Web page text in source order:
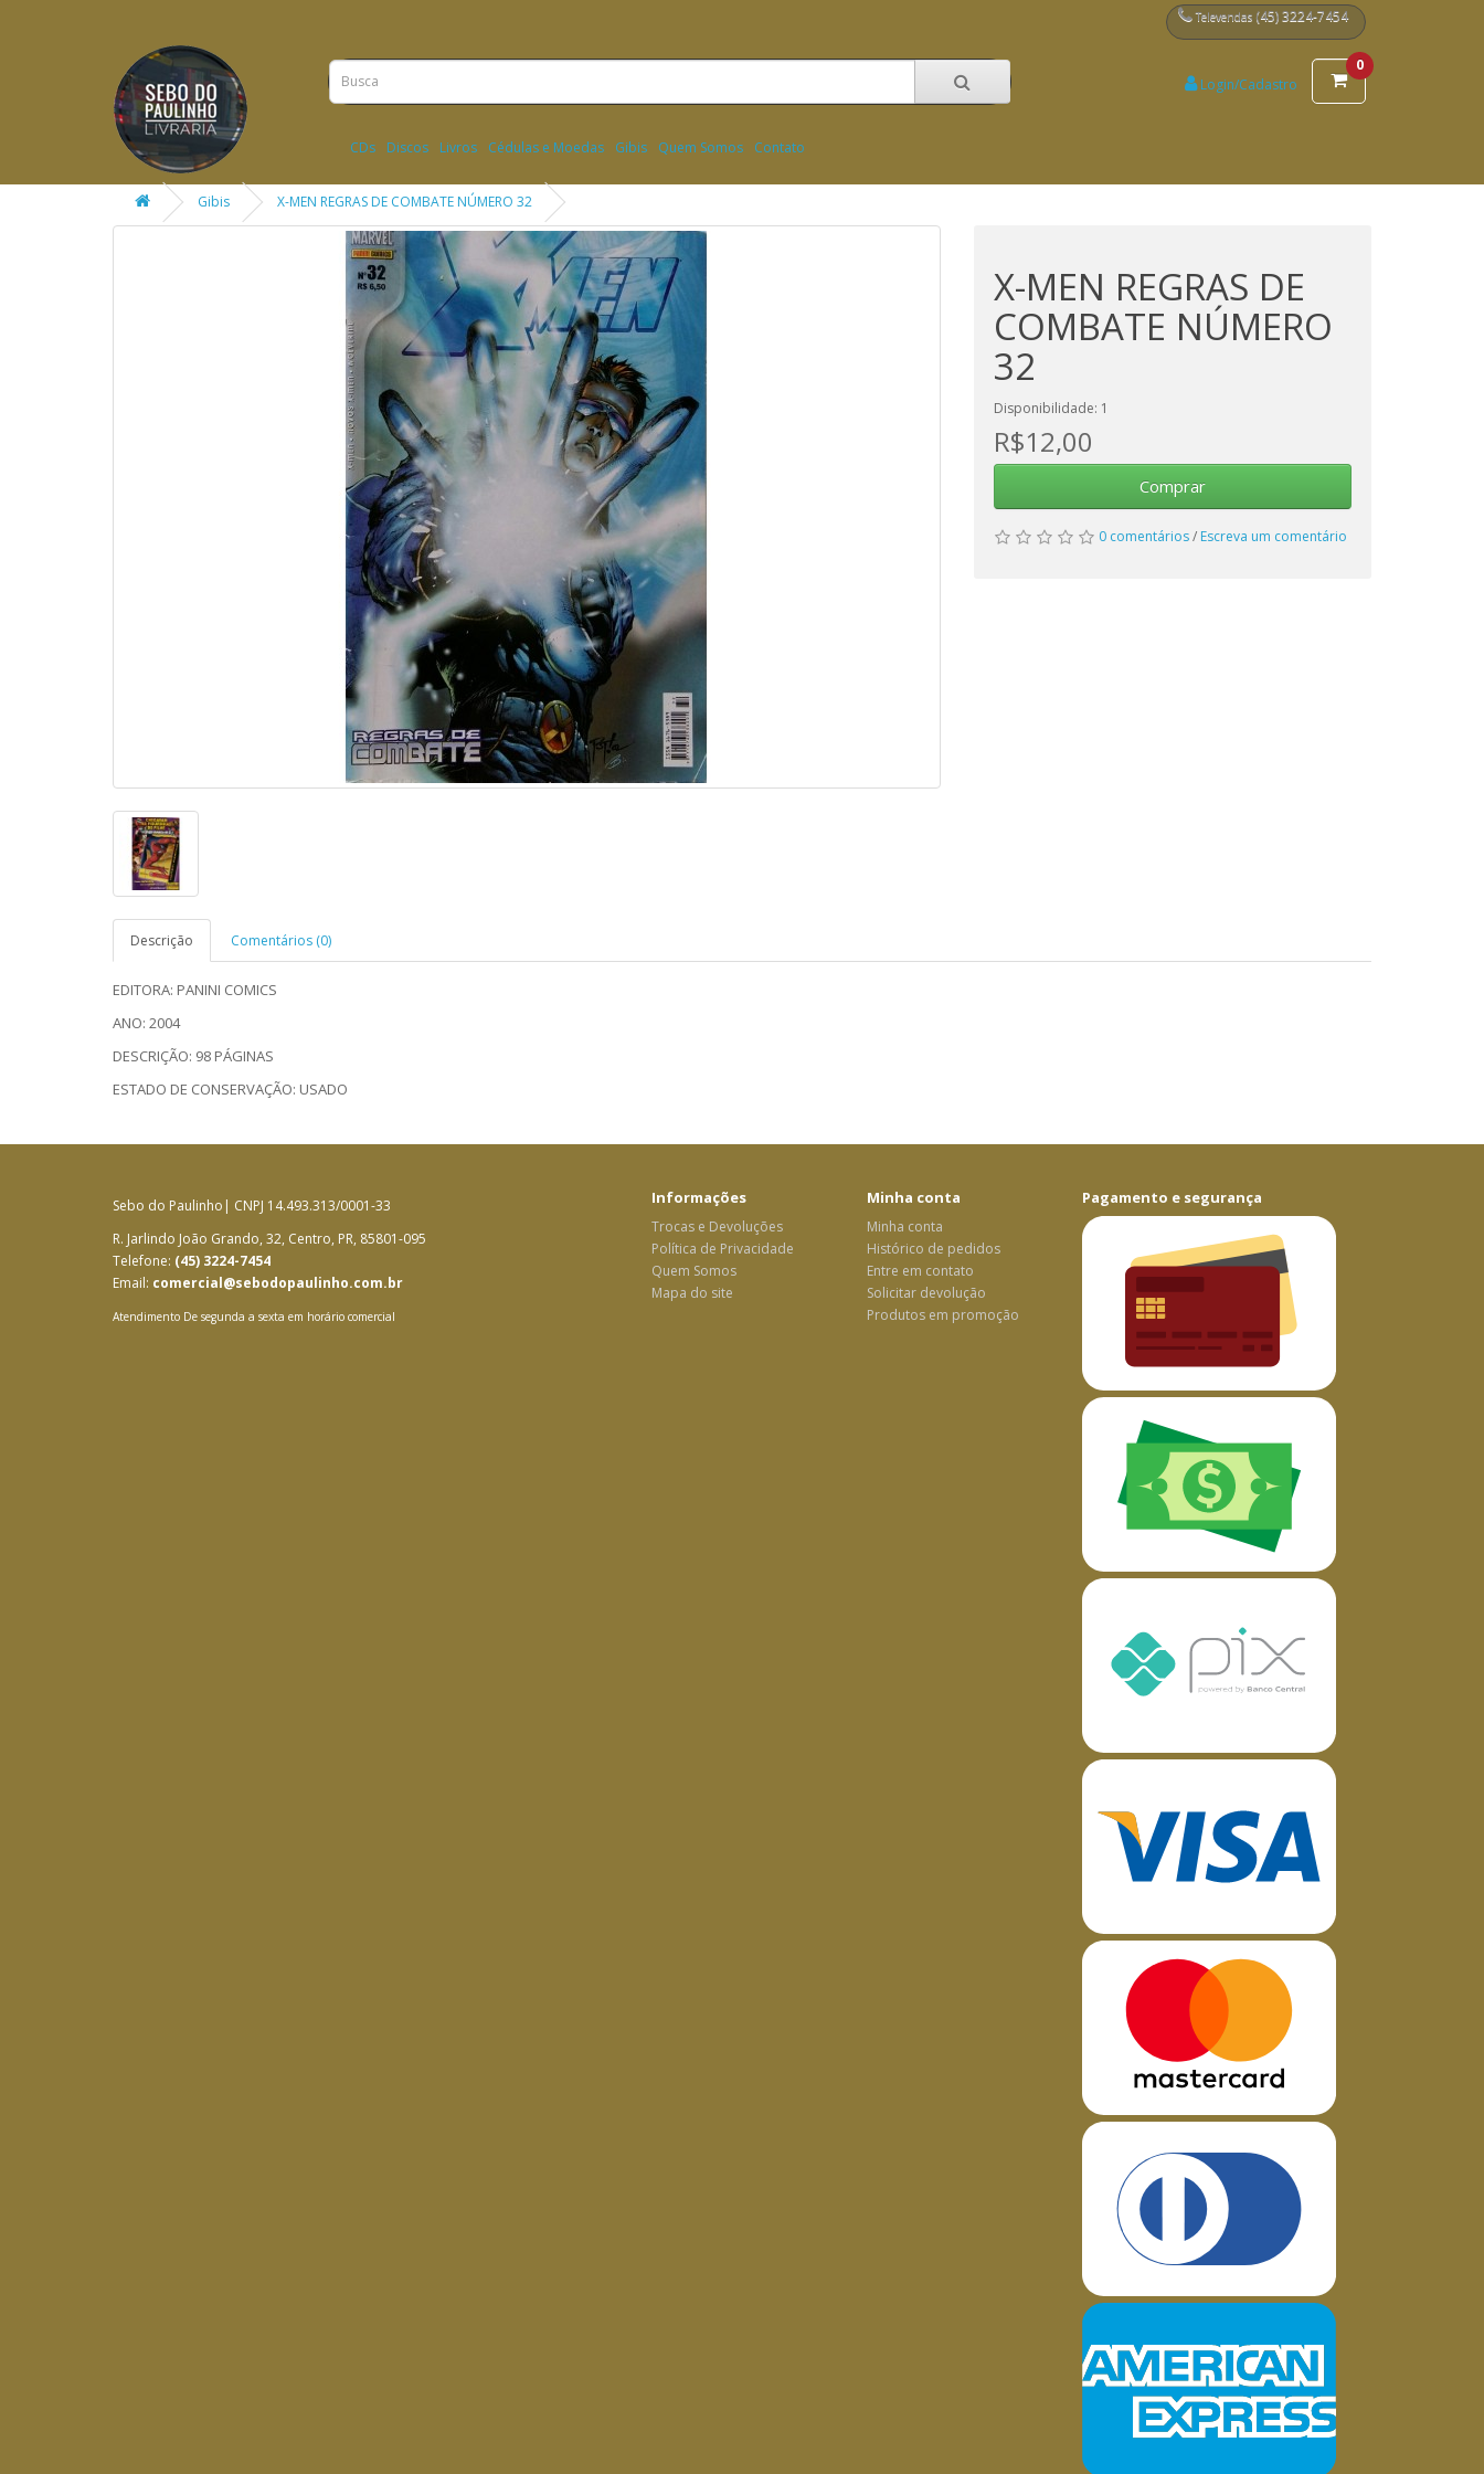
Televendas (45) 3224-7454
Login/Cadastro
0
CDs Discos Livros Cédulas e Moedas Gibis Quem Somos Contato
Gibis X-MEN REGRAS DE COMBATE NÚMERO 32
X-MEN REGRAS DE
COMBATE NÚMERO
32
Disponibilidade: 1
R$12,00
Comprar
0 comentários/ Escreva um comentário
Descrição Comentários (0)
EDITORA: PANINI COMICS
ANO: 2004
DESCRIÇÃO: 98 PÁGINAS
ESTADO DE CONSERVAÇÃO: USADO
Sebo do Paulinho| CNPJ 14.493.313/0001-33
R. Jarlindo João Grando, 32, Centro, PR, 85801-095
Telefone: (45) 3224-7454
Email: comercial@sebodopaulinho.com.br
Atendimento De segunda a sexta em horário comercial
Informações
Trocas e Devoluções
Política de Privacidade
Quem Somos
Mapa do site
Minha conta
Minha conta
Histórico de pedidos
Entre em contato
Solicitar devolução
Produtos em promoção
Pagamento e segurança